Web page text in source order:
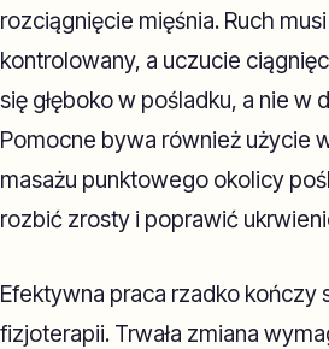
rozciągnięcie mięśnia. Ruch
kontrolowany, a uczucie
się głęboko w pośladku, a nie w
Pomocne bywa również użycie
masażu punktowego okolicy
rozbić zrosty i poprawić
Efektywna praca rzadko kończy
fizjoterapii. Trwała zmiana